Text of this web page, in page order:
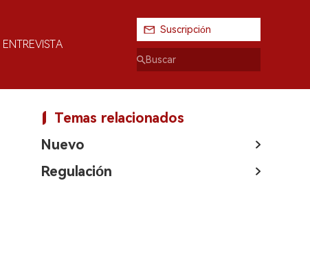
ENTREVISTA
Suscripción
Temas relacionados
Nuevo
Regulación